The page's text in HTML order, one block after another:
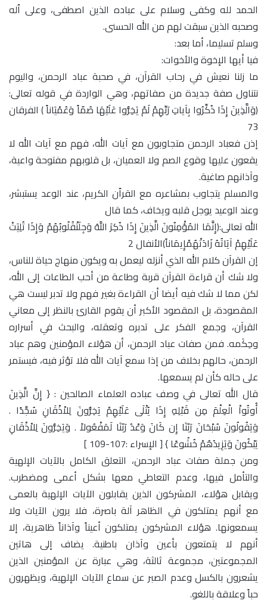
الحمد لله وكفى وسلام على عباده الذين اصطفى، وعلى ٱله
وصحبه الذين سبقت لهم من الله الحسنى.
وسلم تسليما، أما بعد:
فيا أيها الإخوة والأخوات:
ما زلنا نعيش في رحاب القرآن، في صحبة عباد الرحمن، واليوم
نتناول صفة جديدة من صفاتهم، وهي الواردة في قوله تعالى:
(وَالَّذِينَ إِذَا ذُكِّرُوا بِآياتِ رَبِّهِمْ لَمْ يَخِرُّوا عَلَيْهَا صُمّاً وَعُمْيَاناً ) الفرقان
73
إذن فعباد الرحمن متجاوبون مع آيات الله، فهم مع آيات الله لا
يقعون عليها وقوع الصم ولا العميان، بل قلوبهم مفتوحة واعية،
وآذانهم صاغية.
والمسلم يتجاوب بمشاعره مع القرٱن الكريم، عند الوعد يستبشر،
وعند الوعيد يوجل قلبه ويخاف، كما قال
الله تعالى:(إِنَّمَا المُؤْمِنُونَ الَّذِينَ إِذَا ذُكِرَ اللَّهُ وَجِلَتْقُلُوبُهُمْ وَإِذَا تُلِيَتْ
عَلَيْهِمْ آيَاتُهُ زَادَتْهُمْإِيمَاناً)الأنفال 2
إن القرآن كلام الله الذي أنزله ليعمل به ويكون منهاج حياة للناس،
ولا شك أن قراءة القرآن قربة وطاعة من أحب الطاعات إلى الله،
لكن مما لا شك فيه أيضا أن القراءة بغير فهم ولا تدبر ليست هي
المقصودة، بل المقصود الأكبر أن يقوم القارئ بالنظر إلى معاني
القرآن، وجمع الفكر على تدبره وتعقله، والبحث في أسراره
وحِكَمه. فمن صفات عباد الرحمن، أن هؤلاء المؤمنين وهم عباد
الرحمن، حالهم بخلاف من إذا سمع آيات الله فلا تؤثر فيه، فيستمر
على حاله كأن لم يسمعها.
قال الله تعالى في وصف عباده العلماء الصالحين : { إِنَّ الَّذِينَ
أُوتُواْ الْعِلْمَ مِن قَبْلِهِ إِذَا يُتْلَى عَلَيْهِمْ يَخِرُّونَ لِلاْذْقَانِ سُجَّدًا .
وَيَقُولُونَ سُبْحَانَ رَبّنَا إِن كَانَ وَعْدُ رَبّنَا لَمَفْعُولاً . وَيَخِرُّونَ لِلاْذْقَانِ
يَبْكُونَ وَيَزِيدُهُمْ خُشُوعًا } [ الإسراء :107-109 ]
ومن جملة صفات عباد الرحمن، التعلق الكامل بالآيات الإلهية
والتأمل فيها، وعدم التعاطي معها بشكل أعمى ومضطرب.
ويقابل هؤلاء، المشركون الذين يقابلون الآيات الإلهية بالعمى
مع أنهم يمتلكون في الظاهر آلة باصرة، فلا يرون الآيات ولا
يسمعونها. هؤلاء المشركون يمتلكون أعيناً وآذاناً ظاهرية، إلا
أنهم لا يتمتعون بأعين وآذان باطنية. يضاف إلى هاتين
المجموعتين، مجموعة ثالثة، وهي عبارة عن المؤمنين الذين
يشعرون بالكسل وعدم الصبر عن سماع الآيات الإلهية، ويظهرون
حباً وعلاقة باللغو.